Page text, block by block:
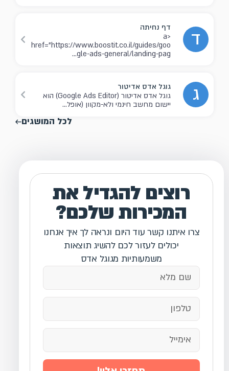
ד
דף נחיתה
<a
href="https://www.boostit.co.il/guides/goo
gle-ads-general/landing-pag...
ג
גוגל אדס אדיטור
גוגל אדס אדיטור (Google Ads Editor) הוא
יישום מחשב חינמי ולא-מקוון (אופל...
לכל המושגים
רוצים להגדיל את
המכירות שלכם?
צרו איתנו קשר עוד היום ונראה לך איך אנחנו
יכולים לעזור לכם להשיג תוצאות
משמעותיות מגוגל אדס